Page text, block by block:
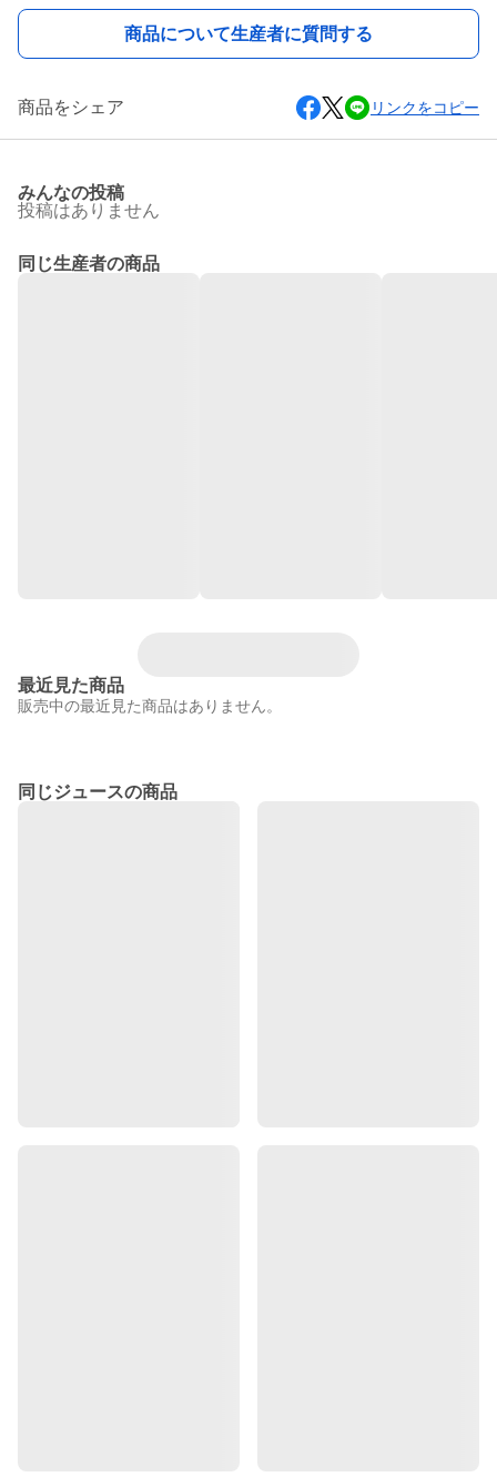
商品について生産者に質問する
商品をシェア リンクをコピー
みんなの投稿
投稿はありません
同じ生産者の商品
最近見た商品
販売中の最近見た商品はありません。
同じジュースの商品